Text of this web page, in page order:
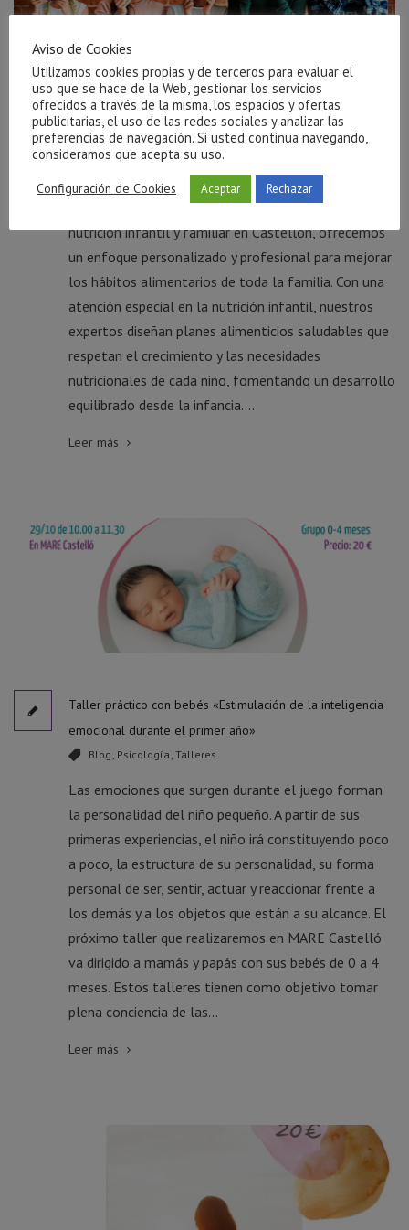
Especialista en nutrición infantil y familiar en Castellón
Especialista en nutrición infantil y familiar en
Castellón En Clínica Arrels, tu especialista en
nutrición infantil y familiar en Castellón, ofrecemos
un enfoque personalizado y profesional para mejorar
los hábitos alimentarios de toda la familia. Con una
atención especial en la nutrición infantil, nuestros
expertos diseñan planes alimenticios saludables que
respetan el crecimiento y las necesidades
nutricionales de cada niño, fomentando un desarrollo
equilibrado desde la infancia....
Leer más
Taller práctico con bebés «Estimulación de la inteligencia
emocional durante el primer año»
Blog, Psicología, Talleres
Las emociones que surgen durante el juego forman
la personalidad del niño pequeño. A partir de sus
primeras experiencias, el niño irá constituyendo poco
a poco, la estructura de su personalidad, su forma
personal de ser, sentir, actuar y reaccionar frente a
los demás y a los objetos que están a su alcance. El
próximo taller que realizaremos en MARE Castelló
va dirigido a mamás y papás con sus bebés de 0 a 4
meses. Estos talleres tienen como objetivo tomar
plena conciencia de las...
Leer más
Aviso de Cookies
Utilizamos cookies propias y de terceros para evaluar el
uso que se hace de la Web, gestionar los servicios
ofrecidos a través de la misma, los espacios y ofertas
publicitarias, el uso de las redes sociales y analizar las
preferencias de navegación. Si usted continua navegando,
consideramos que acepta su uso.
Configuración de Cookies Aceptar Rechazar